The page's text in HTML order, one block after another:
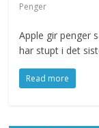
Penger
Apple gir penger
har stupt i det
Read more